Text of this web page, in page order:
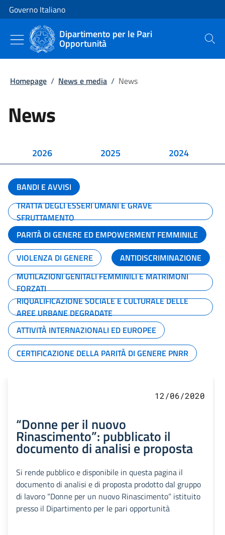
Vai al contenuto
Vai alla navigazione del sito
Governo Italiano
Dipartimento per le Pari
Opportunità Cerca
Homepage / News e media / News
News
2026 2025 2024
BANDI E AVVISI
TRATTA DEGLI ESSERI UMANI E GRAVE
SFRUTTAMENTO
PARITÀ DI GENERE ED EMPOWERMENT FEMMINILE
VIOLENZA DI GENERE
ANTIDISCRIMINAZIONE
MUTILAZIONI GENITALI FEMMINILI E MATRIMONI
FORZATI
RIQUALIFICAZIONE SOCIALE E CULTURALE DELLE
AREE URBANE DEGRADATE
ATTIVITÀ INTERNAZIONALI ED EUROPEE
CERTIFICAZIONE DELLA PARITÀ DI GENERE PNRR
12/06/2020
“Donne per il nuovo
Rinascimento”: pubblicato il
documento di analisi e proposta
Si rende pubblico e disponibile in questa pagina il
documento di analisi e di proposta prodotto dal gruppo
di lavoro “Donne per un nuovo Rinascimento” istituito
presso il Dipartimento per le pari opportunità